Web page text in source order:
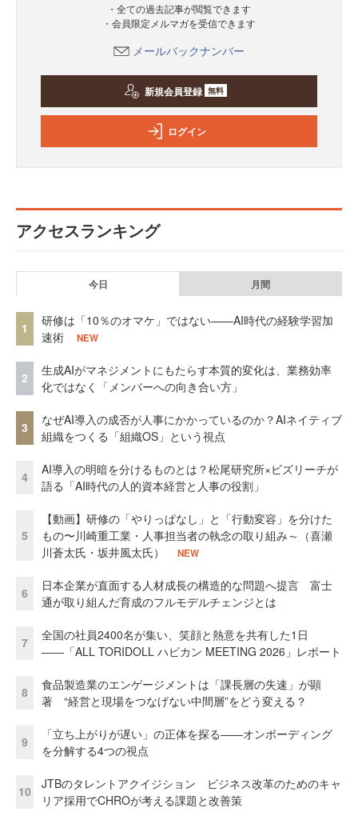
・全ての過去記事が閲覧できます
・会員限定メルマガを受信できます
メールバックナンバー
新規会員登録 無料
ログイン
アクセスランキング
今日 月間
1
研修は「10％のオマケ」ではない——AI時代の経験学習加
速術
NEW
2
生成AIがマネジメントにもたらす本質的変化は、業務効率
化ではなく「メンバーへの向き合い方」
3
なぜAI導入の成否が人事にかかっているのか？AIネイティブ
組織をつくる「組織OS」という視点
4
AI導入の明暗を分けるものとは？松尾研究所×ビズリーチが
語る「AI時代の人的資本経営と人事の役割」
5
【動画】研修の「やりっぱなし」と「行動変容」を分けた
もの〜川崎重工業・人事担当者の執念の取り組み～（喜瀬
川蒼太氏・坂井風太氏）
NEW
6
日本企業が直面する人材成長の構造的な問題へ提言 富士
通が取り組んだ育成のフルモデルチェンジとは
7
全国の社員2400名が集い、笑顔と熱意を共有した1日
――「ALL TORIDOLL ハピカン MEETING 2026」レポート
8
食品製造業のエンゲージメントは「課長層の失速」が顕
著 “経営と現場をつなげない中間層”をどう変える？
9
「立ち上がりが遅い」の正体を探る——オンボーディング
を分解する4つの視点
10
JTBのタレントアクイジション ビジネス改革のためのキャ
リア採用でCHROが考える課題と改善策